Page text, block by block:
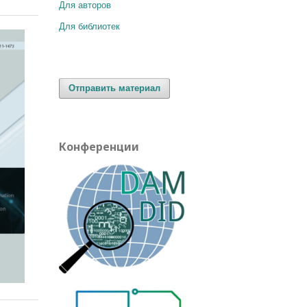
Для авторов
Для библиотек
Отправить материал
Конференции